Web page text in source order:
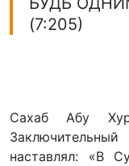
(7:205)
Сахаб Абу
наставлял: «В